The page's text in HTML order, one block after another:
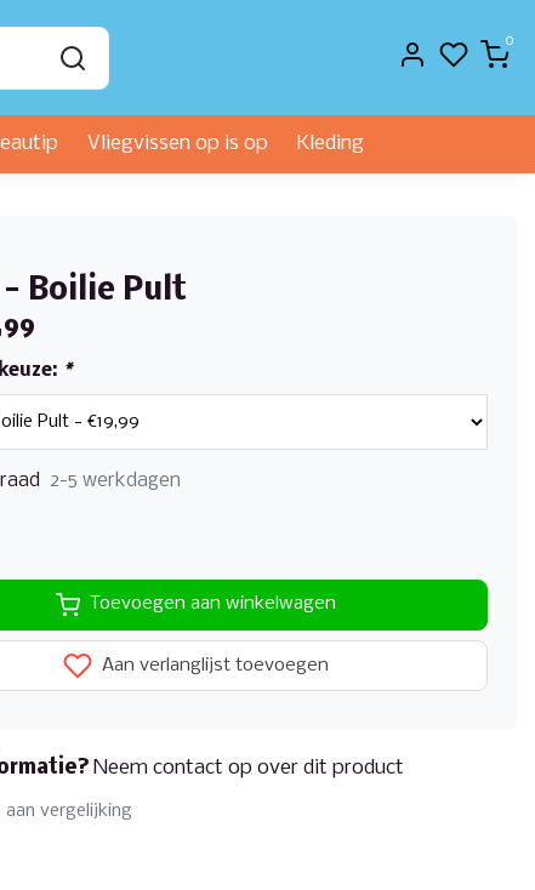
0
Vliegvissen op is op Kleding
- Boilie Pult
*
2-5 werkdagen
Toevoegen aan winkelwagen
Aan verlanglijst toevoegen
Neem contact op over dit product
aan vergelijking